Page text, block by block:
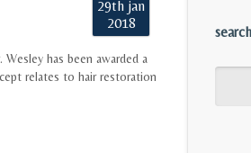
29th jan
2018
has been awarded a
relates to hair restoration